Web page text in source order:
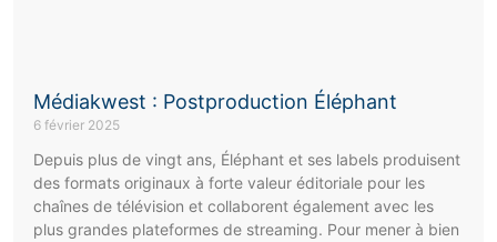
Médiakwest : Postproduction Éléphant
6 février 2025
Depuis plus de vingt ans, Éléphant et ses labels produisent
des formats originaux à forte valeur éditoriale pour les
chaînes de télévision et collaborent également avec les
plus grandes plateformes de streaming. Pour mener à bien